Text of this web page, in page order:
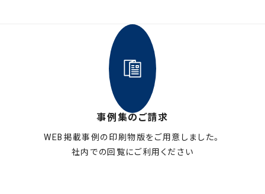
事例集のご請求
WEB掲載事例の印刷物版をご用意しました。
社内での回覧にご利用ください